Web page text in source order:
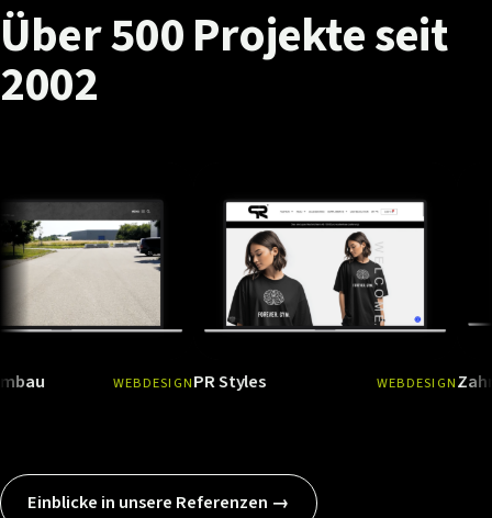
Über500Projekteseit
2002
WEBDESIGN Ansehen→
PR Styles WEBDESIGN Ansehen
Zahnarzt
Einblicke in unsere Referenzen →